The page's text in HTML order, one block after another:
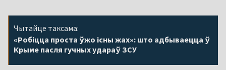
Чытайце таксама:
«Робіцца проста ўжо існы жах»: што адбываецца ў
Крыме пасля гучных удараў ЗСУ